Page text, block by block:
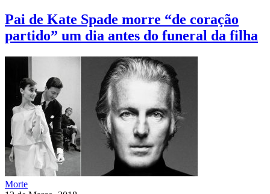
Pai de Kate Spade morre “de coração
partido” um dia antes do funeral da filha
Morte